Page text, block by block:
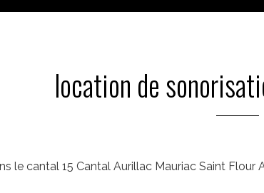
location de
le cantal 15 Cantal Aurillac Mauriac Saint